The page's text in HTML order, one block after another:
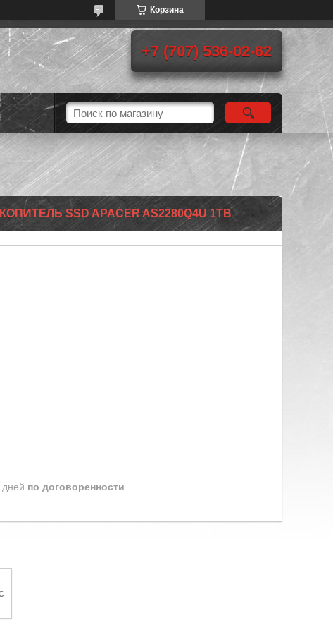
Корзина
+7 (707) 536-02-62
SSD APACER AS2280Q4U 1TB
дней по договоренности